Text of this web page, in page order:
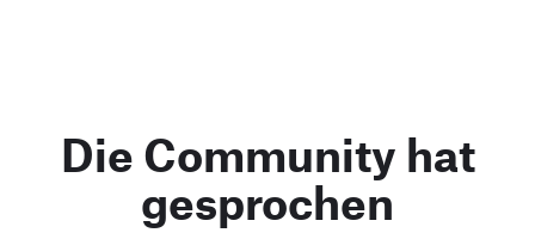
Die Community hat
gesprochen